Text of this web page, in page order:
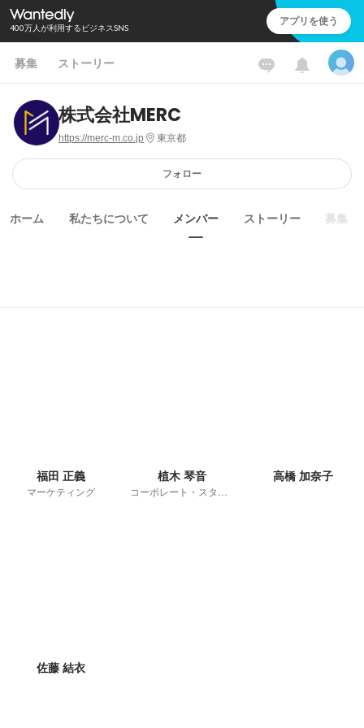
400万人が利用するビジネスSNS アプリを使う
募集 ストーリー
株式会社MERC
https://merc-m.co.jp 東京都
フォロー
ホーム 私たちについて メンバー ストーリー 募集
福田 正義
マーケティング
植木 琴音 高橋 加奈子
佐藤 結衣